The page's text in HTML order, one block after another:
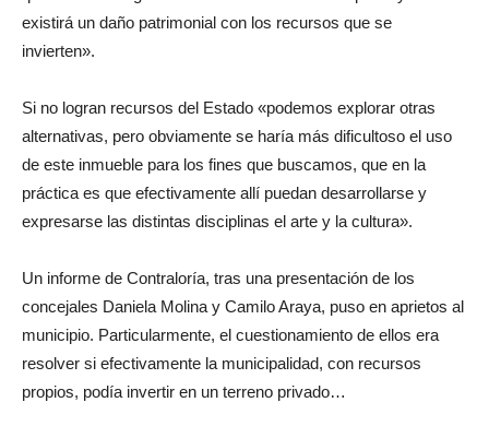
existirá un daño patrimonial con los recursos que se
invierten».
Si no logran recursos del Estado «podemos explorar otras
alternativas, pero obviamente se haría más dificultoso el uso
de este inmueble para los fines que buscamos, que en la
práctica es que efectivamente allí puedan desarrollarse y
expresarse las distintas disciplinas el arte y la cultura».
Un informe de Contraloría, tras una presentación de los
concejales Daniela Molina y Camilo Araya, puso en aprietos al
municipio. Particularmente, el cuestionamiento de ellos era
resolver si efectivamente la municipalidad, con recursos
propios, podía invertir en un terreno privado…